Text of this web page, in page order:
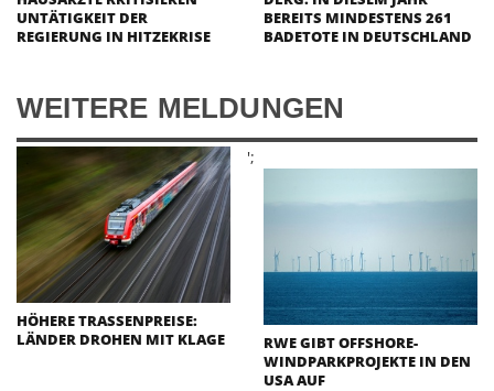
UNTÄTIGKEIT DER
REGIERUNG IN HITZEKRISE
BEREITS MINDESTENS 261
BADETOTE IN DEUTSCHLAND
WEITERE MELDUNGEN
';
HÖHERE TRASSENPREISE:
LÄNDER DROHEN MIT KLAGE
RWE GIBT OFFSHORE-
WINDPARKPROJEKTE IN DEN
USA AUF